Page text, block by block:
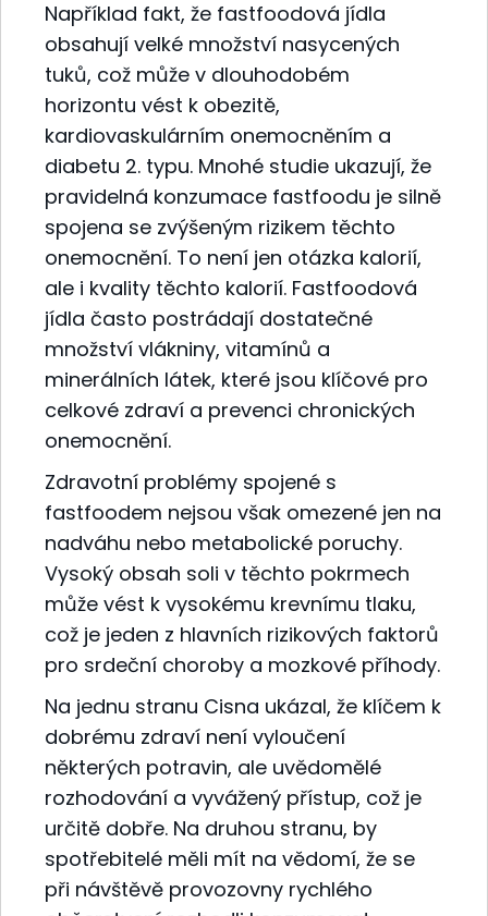
Například fakt, že fastfoodová jídla
obsahují velké množství nasycených
tuků, což může v dlouhodobém
horizontu vést k obezitě,
kardiovaskulárním onemocněním a
diabetu 2. typu. Mnohé studie ukazují, že
pravidelná konzumace fastfoodu je silně
spojena se zvýšeným rizikem těchto
onemocnění. To není jen otázka kalorií,
ale i kvality těchto kalorií. Fastfoodová
jídla často postrádají dostatečné
množství vlákniny, vitamínů a
minerálních látek, které jsou klíčové pro
celkové zdraví a prevenci chronických
onemocnění.
Zdravotní problémy spojené s
fastfoodem nejsou však omezené jen na
nadváhu nebo metabolické poruchy.
Vysoký obsah soli v těchto pokrmech
může vést k vysokému krevnímu tlaku,
což je jeden z hlavních rizikových faktorů
pro srdeční choroby a mozkové příhody.
Na jednu stranu Cisna ukázal, že klíčem k
dobrému zdraví není vyloučení
některých potravin, ale uvědomělé
rozhodování a vyvážený přístup, což je
určitě dobře. Na druhou stranu, by
spotřebitelé měli mít na vědomí, že se
při návštěvě provozovny rychlého